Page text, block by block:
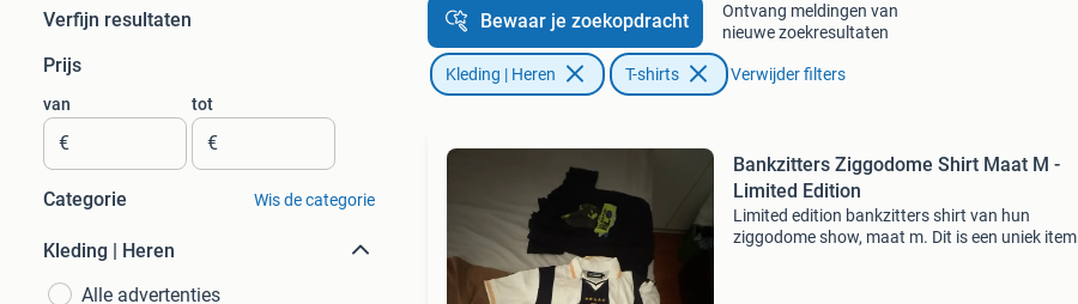
Verfijn resultaten
Prijs
van
€
tot
€
Categorie Wis de categorie
Kleding | Heren
Alle advertenties
Bewaar je zoekopdracht
Ontvang meldingen van
nieuwe zoekresultaten
Kleding | Heren T-shirts Verwijder filters
Bankzitters Ziggodome Shirt Maat M -
Limited Edition
Limited edition bankzitters shirt van hun
ziggodome show, maat m. Dit is een uniek item